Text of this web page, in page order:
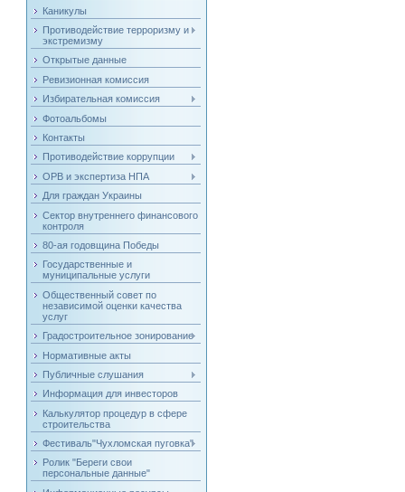
Каникулы
Противодействие терроризму и
экстремизму
Открытые данные
Ревизионная комиссия
Избирательная комиссия
Фотоальбомы
Контакты
Противодействие коррупции
ОРВ и экспертиза НПА
Для граждан Украины
Сектор внутреннего финансового
контроля
80-ая годовщина Победы
Государственные и
муниципальные услуги
Общественный совет по
независимой оценки качества
услуг
Градостроительное зонирование
Нормативные акты
Публичные слушания
Информация для инвесторов
Калькулятор процедур в сфере
строительства
Фестиваль"Чухломская пуговка"
Ролик "Береги свои
персональные данные"